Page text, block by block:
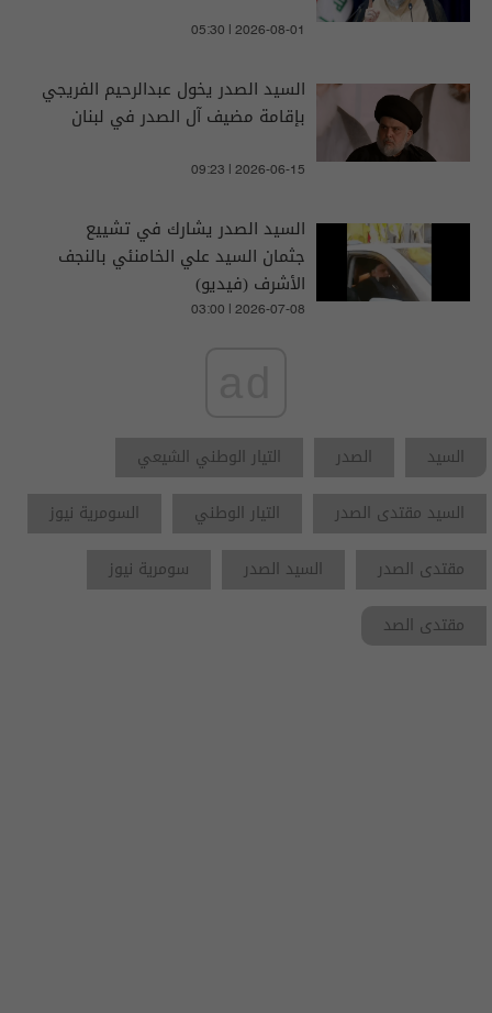
05:30 | 2026-08-01
السيد الصدر يخول عبدالرحيم الفريجي
بإقامة مضيف آل الصدر في لبنان
09:23 | 2026-06-15
السيد الصدر يشارك في تشييع
جثمان السيد علي الخامنئي بالنجف
الأشرف (فيديو)
03:00 | 2026-07-08
السيد الصدر
التيار الوطني الشيعي
السيد مقتدى الصدر
التيار الوطني
السومرية نيوز
مقتدى الصدر
السيد الصدر
سومرية نيوز
مقتدى الصد